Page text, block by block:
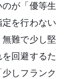
が「優等生
を行わない
難で少し堅
回避するた
しフランク